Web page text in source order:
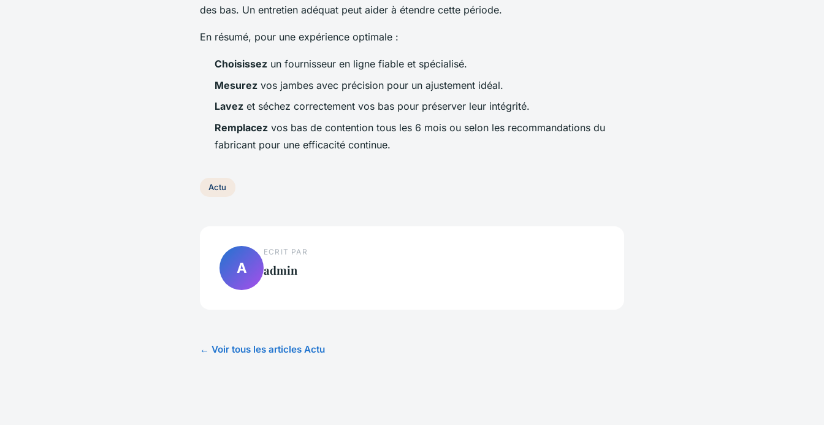
des bas. Un entretien adéquat peut aider à étendre cette période.
En résumé, pour une expérience optimale :
Choisissez un fournisseur en ligne fiable et spécialisé.
Mesurez vos jambes avec précision pour un ajustement idéal.
Lavez et séchez correctement vos bas pour préserver leur intégrité.
Remplacez vos bas de contention tous les 6 mois ou selon les recommandations du
fabricant pour une efficacité continue.
Actu
A
ECRIT PAR
admin
← Voir tous les articles Actu